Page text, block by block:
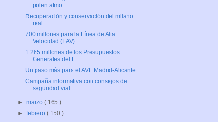
polen atmo...
Recuperación y conservación del milano
real
700 millones para la Línea de Alta
Velocidad (LAV)...
1.265 millones de los Presupuestos
Generales del E...
Un paso más para el AVE Madrid-Alicante
Campaña informativa con consejos de
seguridad vial...
►marzo( 165 )
►febrero( 150 )